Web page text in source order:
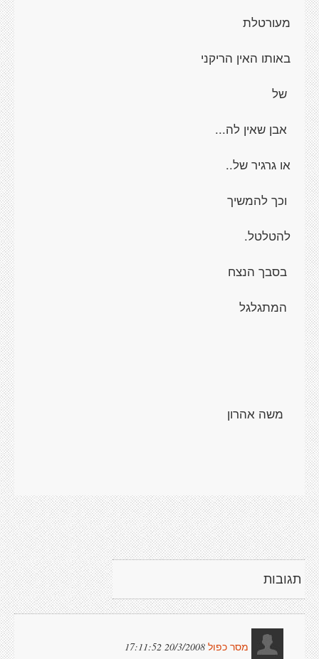
מעורטלת
באותו האין הריקני
של
אבן שאין לה...
או גרגיר של..
וכך להמשיך
להטלטל.
בסבך הנצח
המתגלגל
משה אהרון
תגובות
מסר כפול 20/3/2008 17:11:52